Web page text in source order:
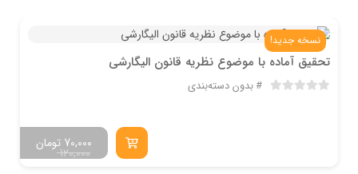
نسخه جدید!
تحقیق آماده با موضوع نظریه قانون الیگارشی
بدون دسته‌بندی
120,000
تومان 70,000